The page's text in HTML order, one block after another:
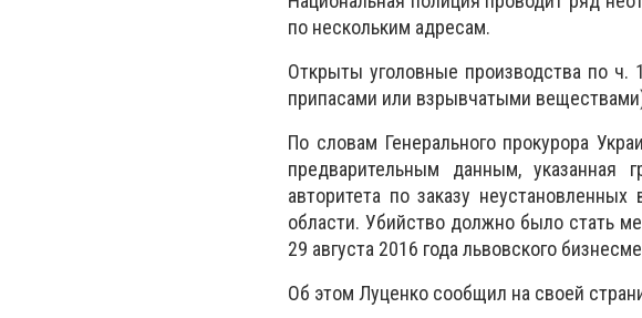
по нескольким адресам.
Открыты уголовные производства по
припасами или взрывчатыми
По словам Генерального прокурора
предварительным данным, указанная
авторитета по заказу
области. Убийство должно было стать
29 августа 2016 года львовского
Об этом Луценко сообщил на своей